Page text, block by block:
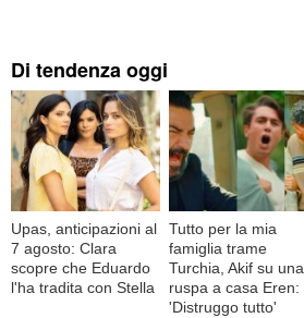
Di tendenza oggi
Upas, anticipazioni al
7 agosto: Clara
scopre che Eduardo
l'ha tradita con Stella
Tutto per la mia
famiglia trame
Turchia, Akif su una
ruspa a casa Eren:
'Distruggo tutto'